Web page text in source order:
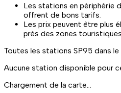
Les stations en périphérie
offrent de bons tarifs.
Les prix peuvent être plus
près des zones
Toutes les stations SP95 dans
Aucune station disponible pour
Chargement de la carte...